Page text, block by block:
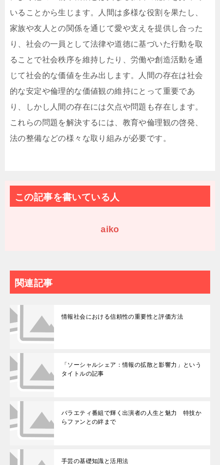
いることから生じます。人間は多様な役割を果たし、
家族や友人との関係を通じて愛や支えを提供し合った
り、社会の一員として法律や道徳に基づいた行動を取
ることで社会秩序を維持したり、労働や創造活動を通
じて社会的な価値を生み出します。人間の存在は社会
的な安定や倫理的な価値観の維持にとって重要であ
り、しかし人間の存在には欠点や問題も存在します。
これらの問題を解決するには、教育や倫理観の啓発、
法の整備などの様々な取り組みが必要です。
この記事を書いている人
aiko
関連記事
情報社会における信頼性の重要性と評価方法
「ソーシャルシェア：情報の拡散と影響力」という
タイトルの記事
バラエティ番組で輝く出演者の人生と魅力 特技か
らファンとの絆まで
手芸の基礎知識と活用法